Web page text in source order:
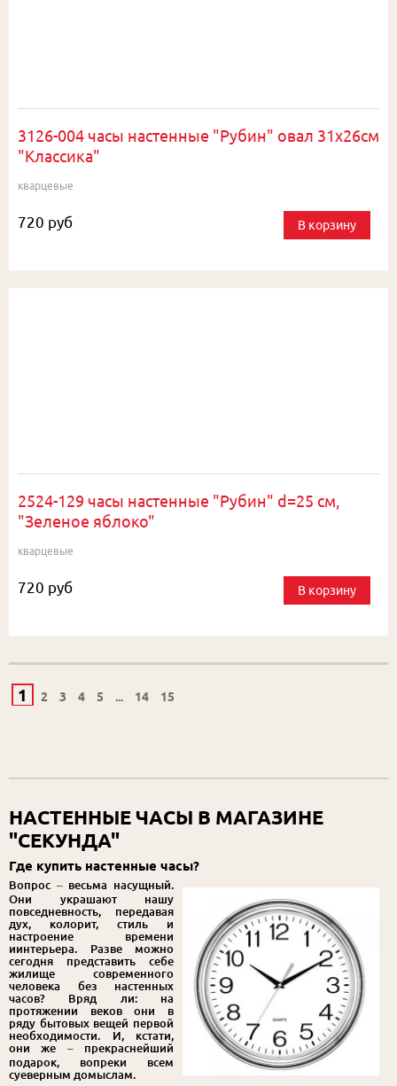
3126-004 часы настенные "Рубин" овал 31х26см
"Классика"
кварцевые
720 руб В корзину
2524-129 часы настенные "Рубин" d=25 см,
"Зеленое яблоко"
кварцевые
720 руб В корзину
1 2 3 4 5 ... 14 15
НАСТЕННЫЕ ЧАСЫ В МАГАЗИНЕ
"СЕКУНДА"
Где купить настенные часы?
Вопрос – весьма насущный.
Они украшают нашу
повседневность, передавая
дух, колорит, стиль и
настроение времени
иинтерьера. Разве можно
сегодня представить себе
жилище современного
человека без настенных
часов? Вряд ли: на
протяжении веков они в
ряду бытовых вещей первой
необходимости. И, кстати,
они же – прекраснейший
подарок, вопреки всем
суеверным домыслам.